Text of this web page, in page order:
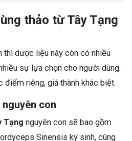
thảo từ Tây Tạng
thì dược liệu này còn có nhiều
sự lựa chọn cho người dùng.
riêng, giá thành khác biệt.
con
Tạng nguyên con sẽ bao gồm
Sinensis ký sinh, cùng